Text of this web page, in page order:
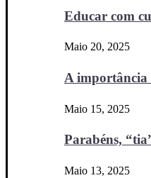
Educar com
Maio 20, 2025
A
Maio 15, 2025
Parabéns,
Maio 13, 2025